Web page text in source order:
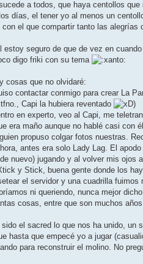
a todos, que haya centollos
días, el tener yo al menos un
con el que compartir tanto las alegrías
estoy seguro de que de vez en
digo friki con su tema
cosas que no olvidaré:
contactar conmigo para crear La
Capi la hubiera reventado
)
en experto, veo al Capi, me
era maño aunque no hablé casi con
propuso colgar fotos nuestras.
antes era solo Lady Lag. El
nuevo) jugando y al volver mis ojos
y Stick, buena gente donde los
el servidor y una cuadrilla
ni queriendo, nunca mejor dicho
cosas, entre que son muchos
sido el sacred lo que nos ha unido,
hasta que empecé yo a jugar
para reconstruir el molino. No